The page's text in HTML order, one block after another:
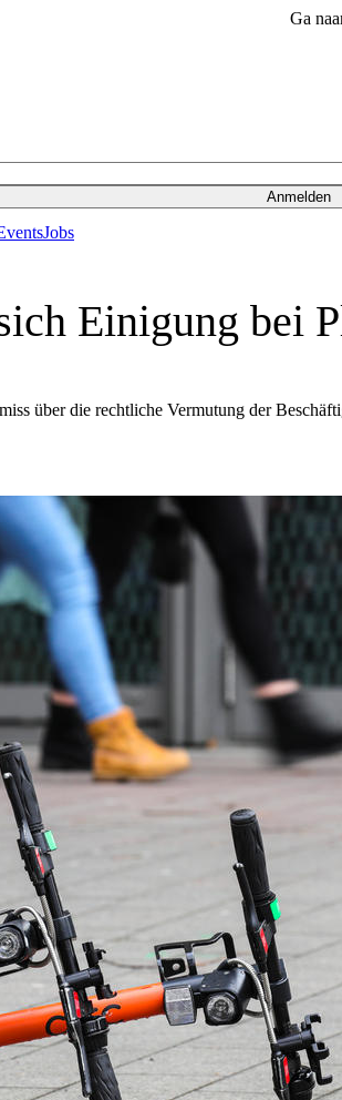
Ga
Anmelden
Jobs
Einigung bei
über die rechtliche Vermutung der